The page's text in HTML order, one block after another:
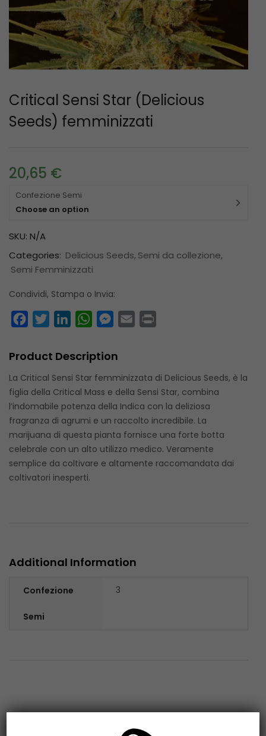
Critical Sensi Star (Delicious
Seeds) femminizzati
20,65 €
Confezione Semi
Choose an option
SKU: N/A
Categories: Delicious Seeds Semi da collezione
Semi Femminizzati
Condividi, Stampa o Invia:
FacebookTwitterLinkedInWhatsAppMessenger
Email
Product Description
La Critical Sensi Star femminizzata di Delicious Seeds, è la
figlia della Critical Mass e della Sensi Star, combina
l’indomabile potenza della Indica con la deliziosa
fragranza di agrumi e un raccolto incredibile. La
marijuana di questa pianta fornisce una forte botta
celebrale con un alto utilizzo medico. Veramente
semplice da coltivare e altamente raccomandata dai
coltivatori inesperti.
Additional Information
Confezione
Semi
3